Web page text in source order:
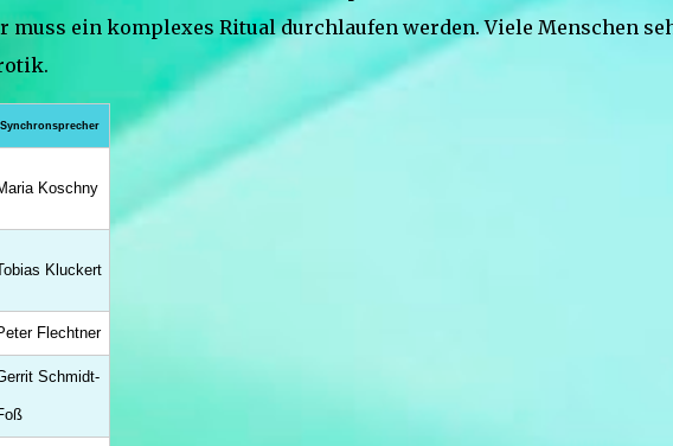
ein komplexes Ritual durchlaufen werden. Viele Menschen
Synchronsprecher
Koschny
Kluckert
Flechtner
Schmidt-